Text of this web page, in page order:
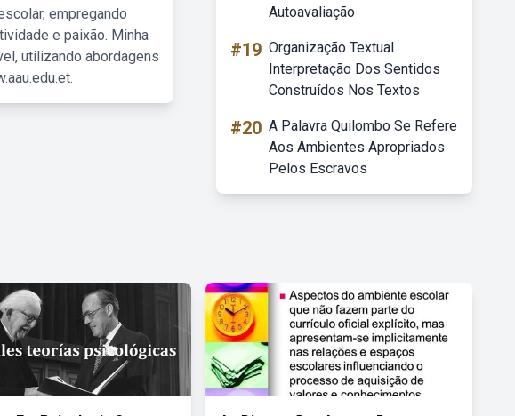
empregando
e paixão. Minha
utilizando abordagens
Autoavaliação
#19 Organização Textual
Interpretação Dos Sentidos
Construídos Nos Textos
#20 A Palavra Quilombo Se Refere
Aos Ambientes Apropriados
Pelos Escravos